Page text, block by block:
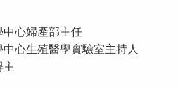
心婦產部主任
心生殖醫學實驗室主持人
主